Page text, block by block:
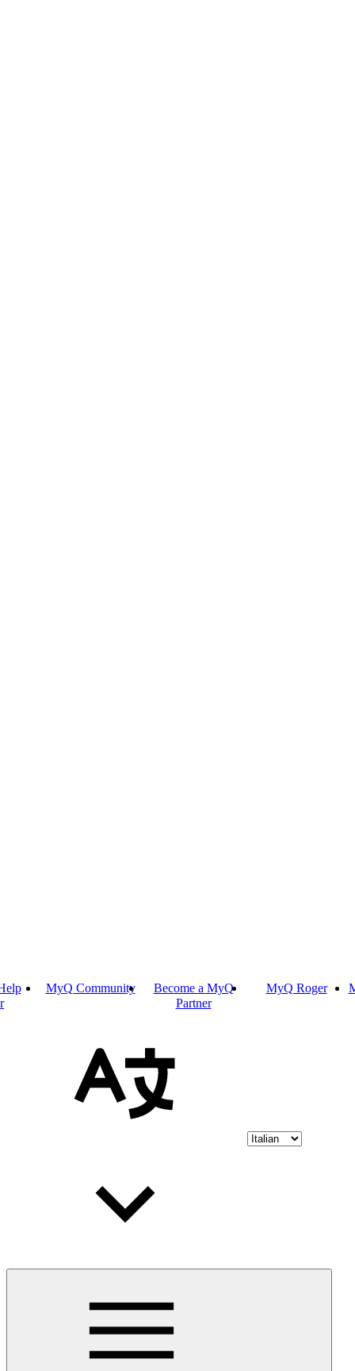
MyQ Community
Become a MyQ
Partner
MyQ Roger